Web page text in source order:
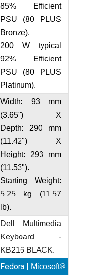
85% Efficient
PSU (80 PLUS
Bronze).
200 W typical
92% Efficient
PSU (80 PLUS
Platinum).
Width: 93 mm
(3.65") X
Depth: 290 mm
(11.42") X
Height: 293 mm
(11.53").
Starting Weight:
5.25 kg (11.57
lb).
Dell Multimedia
Keyboard -
KB216 BLACK.
Fedora |
Micosoft®